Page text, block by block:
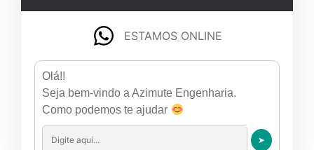
ESTAMOS ONLINE
Olá!!
Seja bem-vindo a Azimute Engenharia.
Como podemos te ajudar
➤